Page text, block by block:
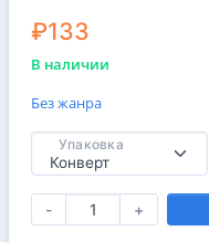
₽133
В наличии
Без жанра
Упаковка
- +